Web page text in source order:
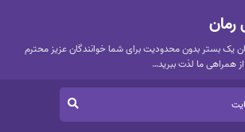
رمان
یک بستر بدون محدودیت برای شما خوانندگان عزیز محترم
از همراهی ما لذت ببرید…